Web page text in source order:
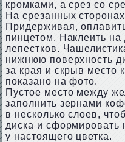
кромками, а срез со
На срезанных
Придерживая,
пинцетом. Наклеить на
лепестков.
нижнюю поверхность
за края и скрыв место
показано на фото.
Пустое место между
заполнить зернами
в несколько слоев,
диска и сформировать
у настоящего цветка.